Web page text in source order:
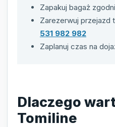
Zapakuj bagaż
Zarezerwuj przejazd
531 982 982
Zaplanuj czas na
Dlaczego
Tomiline